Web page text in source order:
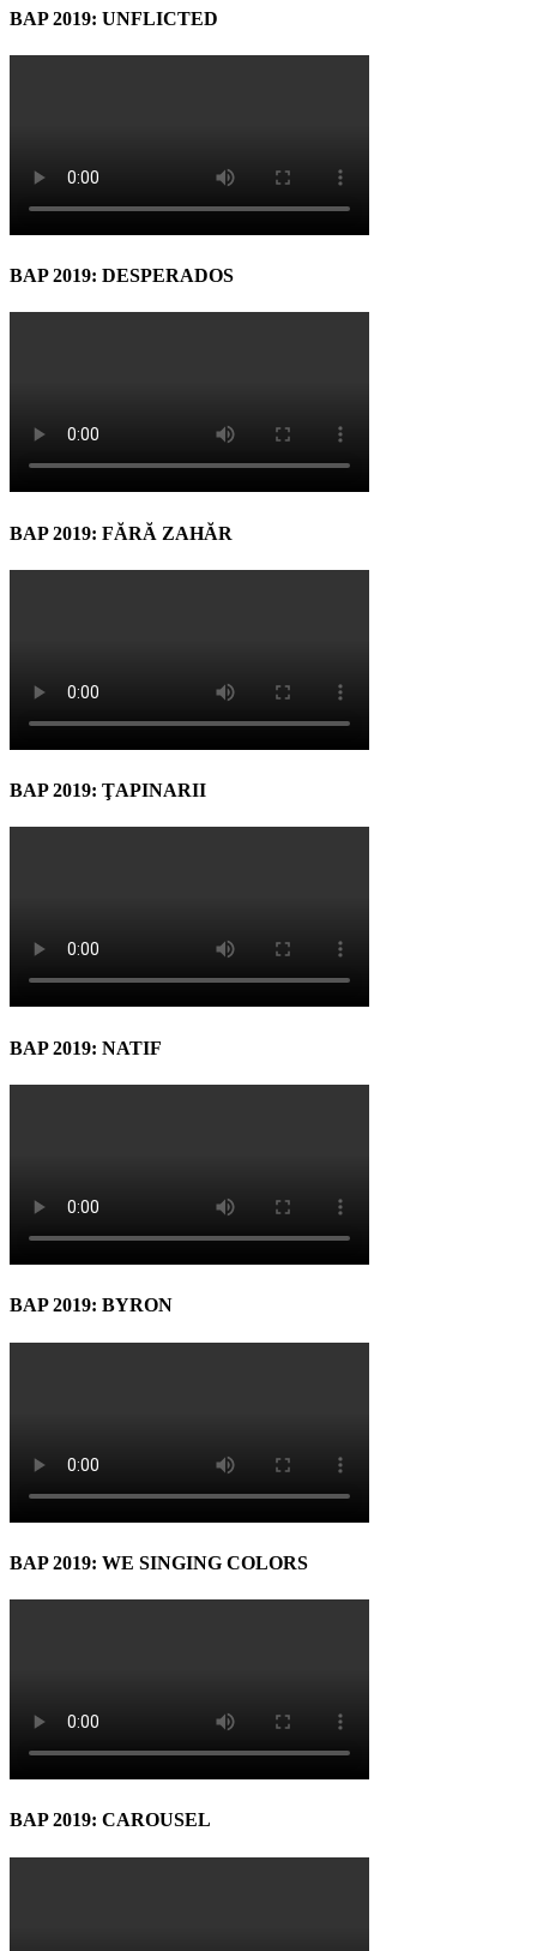
BAP 2019: UNFLICTED
BAP 2019: DESPERADOS
BAP 2019: FĂRĂ ZAHĂR
BAP 2019: ŢAPINARII
BAP 2019: NATIF
BAP 2019: BYRON
BAP 2019: WE SINGING COLORS
BAP 2019: CAROUSEL